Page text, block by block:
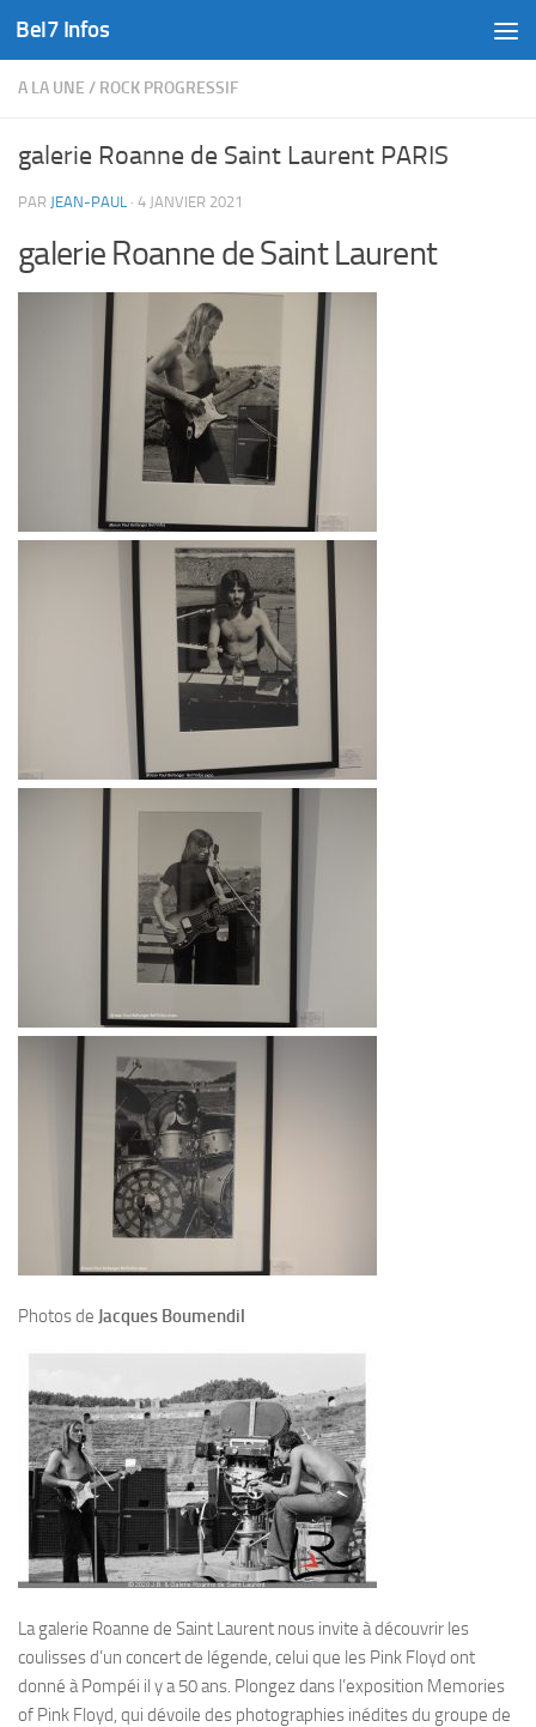
Skip to content
Bel7 Infos
A LA UNE / ROCK PROGRESSIF
galerie Roanne de Saint Laurent PARIS
PAR JEAN-PAUL · 4 JANVIER 2021
galerie Roanne de Saint Laurent
Photos de Jacques Boumendil
La galerie Roanne de Saint Laurent nous invite à découvrir les
coulisses d’un concert de légende, celui que les Pink Floyd ont
donné à Pompéi il y a 50 ans. Plongez dans l’exposition Memories
of Pink Floyd, qui dévoile des photographies inédites du groupe de